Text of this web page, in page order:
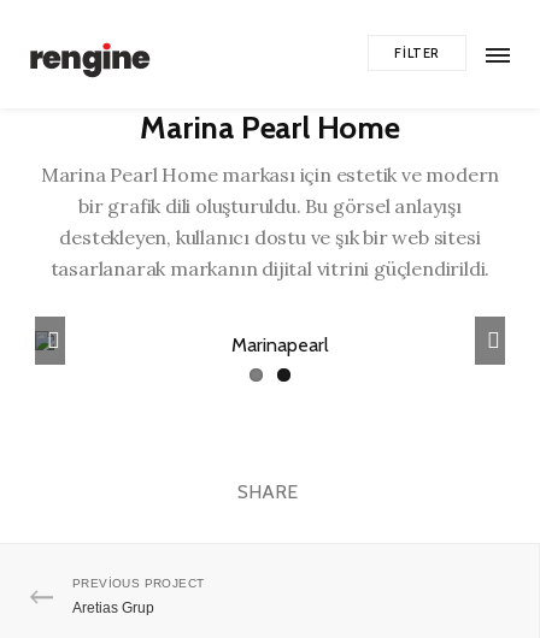
FILTER
Marina Pearl Home
Marina Pearl Home markası için estetik ve modern
bir grafik dili oluşturuldu. Bu görsel anlayışı
destekleyen, kullanıcı dostu ve şık bir web sitesi
tasarlanarak markanın dijital vitrini güçlendirildi.
SHARE
PREVIOUS PROJECT
Aretias Grup